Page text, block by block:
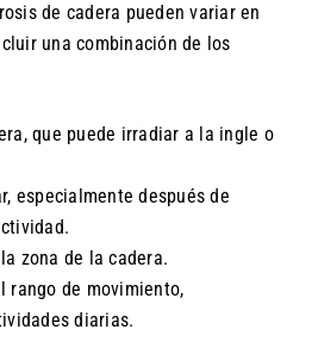
de cadera pueden variar en
una combinación de los
que puede irradiar a la ingle o
especialmente después de
zona de la cadera.
rango de movimiento,
diarias.